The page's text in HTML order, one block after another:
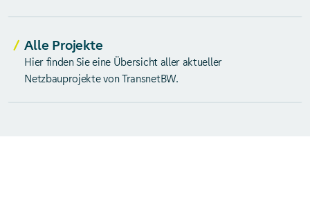
Alle Projekte
Hier finden Sie eine Übersicht aller aktueller
Netzbauprojekte von TransnetBW.